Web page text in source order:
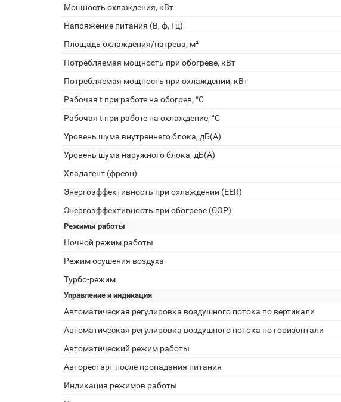
Мощность охлаждения, кВт
Напряжение питания (В, ф, Гц)
Площадь охлаждения/нагрева, м²
Потребляемая мощность при обогреве, кВт
Потребляемая мощность при охлаждении, кВт
Рабочая t при работе на обогрев, °С
Рабочая t при работе на охлаждение, °С
Уровень шума внутреннего блока, дБ(А)
Уровень шума наружного блока, дБ(А)
Хладагент (фреон)
Энергоэффективность при охлаждении (EER)
Энергоэффективность при обогреве (COP)
Режимы работы
Ночной режим работы
Режим осушения воздуха
Турбо-режим
Управление и индикация
Автоматическая регулировка воздушного потока по вертикали
Автоматическая регулировка воздушного потока по горизонтали
Автоматический режим работы
Авторестарт после пропадания питания
Индикация режимов работы